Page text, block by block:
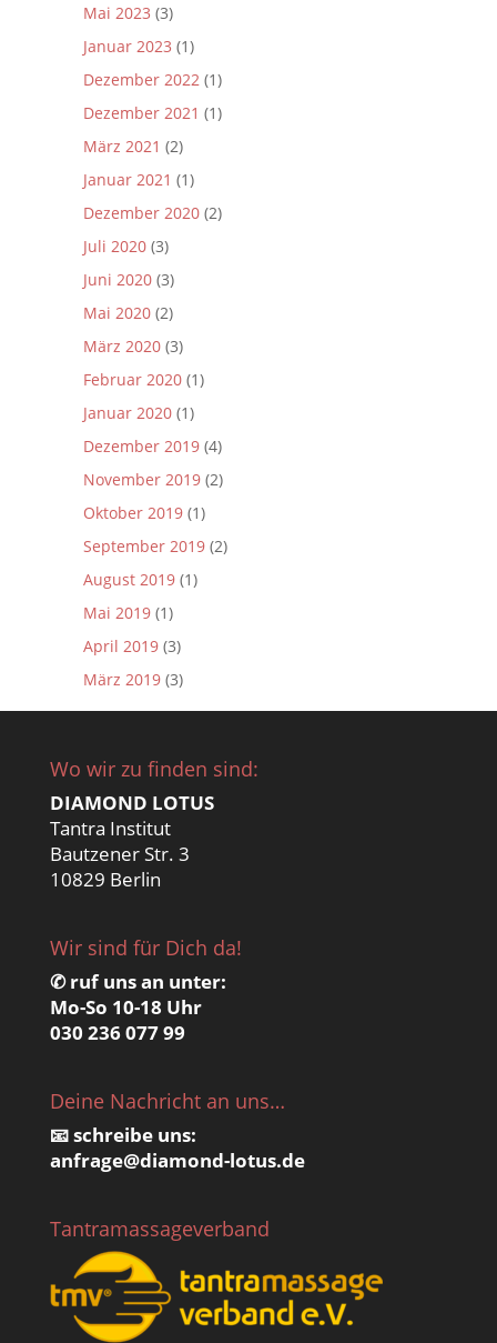
Mai 2023 (3)
Januar 2023 (1)
Dezember 2022 (1)
Dezember 2021 (1)
März 2021 (2)
Januar 2021 (1)
Dezember 2020(2)
Juli 2020(3)
Juni 2020(3)
Mai 2020(2)
März 2020(3)
Februar 2020(1)
Januar 2020(1)
Dezember 2019(4)
November 2019(2)
Oktober 2019(1)
September 2019(2)
August 2019(1)
Mai 2019(1)
April 2019(3)
März 2019(3)
Wo wir zu finden sind:
DIAMOND LOTUS
Tantra Institut
Bautzener Str. 3
10829 Berlin
Wir sind für Dich da!
✆ ruf uns an unter:
Mo-So 10-18 Uhr
030 236 077 99
Deine Nachricht an uns…
📧 schreibe uns:
anfrage@diamond-lotus.de
Tantramassageverband